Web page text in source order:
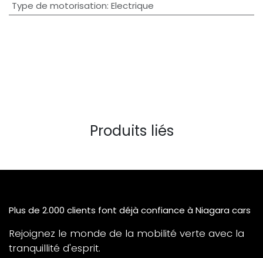
Type de motorisation: Electrique
Produits liés
Plus de 2.000 clients font déjà confiance à Niagara cars
Rejoignez le monde de la mobilité verte avec la
tranquillité d'esprit.